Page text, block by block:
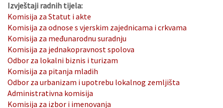
Izvještaji radnih tijela:
Komisija za Statut i akte
Komisija za odnose s vjerskim zajednicama i crkvama
Komisija za međunarodnu suradnju
Komisija za jednakopravnost spolova
Odbor za lokalni biznis i turizam
Komisija za pitanja mladih
Odbor za urbanizam i upotrebu lokalnog zemljišta
Administrativna komisija
Komisija za izbor i imenovanja